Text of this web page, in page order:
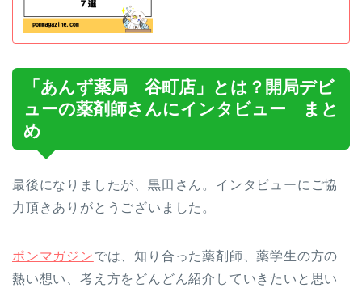
「あんず薬局 谷町店」とは？開局デビ
ューの薬剤師さんにインタビュー まと
め
最後になりましたが、黒田さん。インタビューにご協
力頂きありがとうございました。
ポンマガジンでは、知り合った薬剤師、薬学生の方の
熱い想い、考え方をどんどん紹介していきたいと思い